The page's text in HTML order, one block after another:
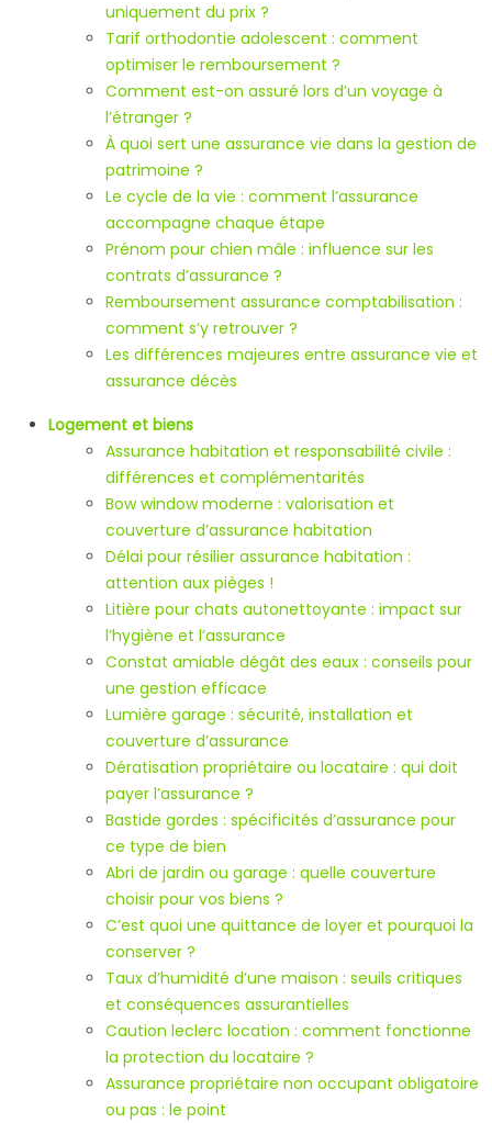
uniquement du prix ?
Tarif orthodontie adolescent : comment
optimiser le remboursement ?
Comment est-on assuré lors d’un voyage à
l’étranger ?
À quoi sert une assurance vie dans la gestion de
patrimoine ?
Le cycle de la vie : comment l’assurance
accompagne chaque étape
Prénom pour chien mâle : influence sur les
contrats d’assurance ?
Remboursement assurance comptabilisation :
comment s’y retrouver ?
Les différences majeures entre assurance vie et
assurance décès
Logement et biens
Assurance habitation et responsabilité civile :
différences et complémentarités
Bow window moderne : valorisation et
couverture d’assurance habitation
Délai pour résilier assurance habitation :
attention aux pièges !
Litière pour chats autonettoyante : impact sur
l’hygiène et l’assurance
Constat amiable dégât des eaux : conseils pour
une gestion efficace
Lumière garage : sécurité, installation et
couverture d’assurance
Dératisation propriétaire ou locataire : qui doit
payer l’assurance ?
Bastide gordes : spécificités d’assurance pour
ce type de bien
Abri de jardin ou garage : quelle couverture
choisir pour vos biens ?
C’est quoi une quittance de loyer et pourquoi la
conserver ?
Taux d’humidité d’une maison : seuils critiques
et conséquences assurantielles
Caution leclerc location : comment fonctionne
la protection du locataire ?
Assurance propriétaire non occupant obligatoire
ou pas : le point